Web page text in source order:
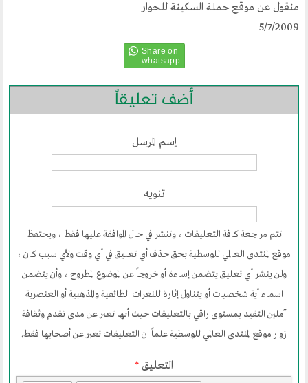
منتديات الوسطية
اخر الاخبار
طلبات الانتساب
اتصل بنا
أرسل لنا
ارسل مقالآ
ارسل خبر
إنجليزية
منقول عن موقع حملة السكينة للحوار
5/7/2009
أضف تعليقاً
إسم المرسل
تنويه
تتم مراجعة كافة التعليقات ، وتنشر في حال الموافقة عليها فقط ، ويحتفظ
موقع المنتدى العالمي للوسطية بحق حذف أي تعليق في أي وقت ولأي سبب كان ،
ولن ينشر أي تعليق يتضمن إساءة أو خروجاً عن الموضوع المطروح ، وأن يتضمن
اسماء أية شخصيات أو يتناول إثارة للنعرات الطائفية والمذهبية أو العنصرية
آملين التقيد بمستوى راقي بالتعليقات حيث أنها تعبر عن مدى تقدم وثقافة
زوار موقع المنتدى العالمي للوسطية علماً ان التعليقات تعبر عن أصحابها فقط.
التعليق *